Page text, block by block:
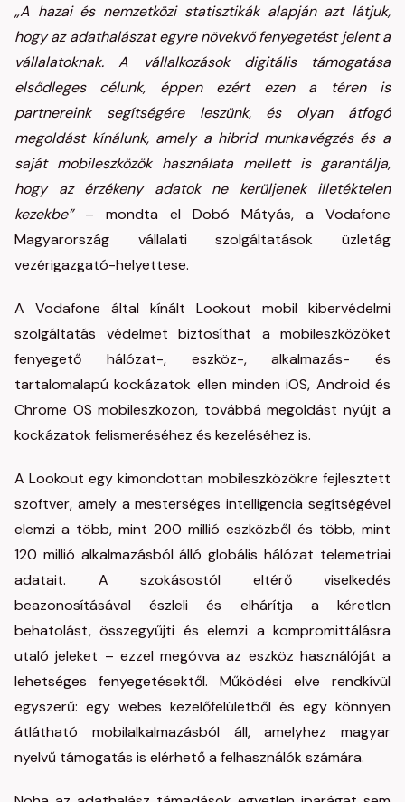
„A hazai és nemzetközi statisztikák alapján azt látjuk,
hogy az adathalászat egyre növekvő fenyegetést jelent a
vállalatoknak. A vállalkozások digitális támogatása
elsődleges célunk, éppen ezért ezen a téren is
partnereink segítségére leszünk, és olyan átfogó
megoldást kínálunk, amely a hibrid munkavégzés és a
saját mobileszközök használata mellett is garantálja,
hogy az érzékeny adatok ne kerüljenek illetéktelen
kezekbe”– mondta el Dobó Mátyás, a Vodafone
Magyarország vállalati szolgáltatások üzletág
vezérigazgató-helyettese.
A Vodafone által kínált Lookout mobil kibervédelmi
szolgáltatás védelmet biztosíthat a mobileszközöket
fenyegető hálózat-, eszköz-, alkalmazás- és
tartalomalapú kockázatok ellen minden iOS, Android és
Chrome OS mobileszközön, továbbá megoldást nyújt a
kockázatok felismeréséhez és kezeléséhez is.
A Lookout egy kimondottan mobileszközökre fejlesztett
szoftver, amely a mesterséges intelligencia segítségével
elemzi a több, mint 200 millió eszközből és több, mint
120 millió alkalmazásból álló globális hálózat telemetriai
adatait. A szokásostól eltérő viselkedés
beazonosításával észleli és elhárítja a kéretlen
behatolást, összegyűjti és elemzi a kompromittálásra
utaló jeleket – ezzel megóvva az eszköz használóját a
lehetséges fenyegetésektől. Működési elve rendkívül
egyszerű: egy webes kezelőfelületből és egy könnyen
átlátható mobilalkalmazásból áll, amelyhez magyar
nyelvű támogatás is elérhető a felhasználók számára.